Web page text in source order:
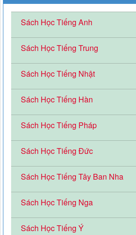
Sách Học Tiếng Anh
Sách Học Tiếng Trung
Sách Học Tiếng Nhật
Sách Học Tiếng Hàn
Sách Học Tiếng Pháp
Sách Học Tiếng Đức
Sách Học Tiếng Tây Ban Nha
Sách Học Tiếng Nga
Sách Học Tiếng Ý